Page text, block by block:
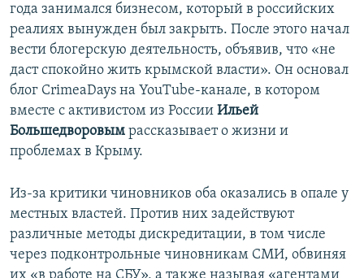
года занимался бизнесом, который в российских
реалиях вынужден был закрыть. После этого начал
вести блогерскую деятельность, объявив, что «не
даст спокойно жить крымской власти». Он основал
блог CrimeaDays на YouTube-канале, в котором
вместе с активистом из России Ильей
Большедворовым рассказывает о жизни и
проблемах в Крыму.
Из-за критики чиновников оба оказались в опале у
местных властей. Против них задействуют
различные методы дискредитации, в том числе
через подконтрольные чиновникам СМИ, обвиняя